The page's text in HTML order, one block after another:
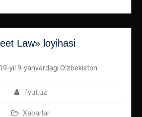
Law» loyihasi
fyut.uz
Xabarlar
yil 9-yanvardagi O’zbekiston